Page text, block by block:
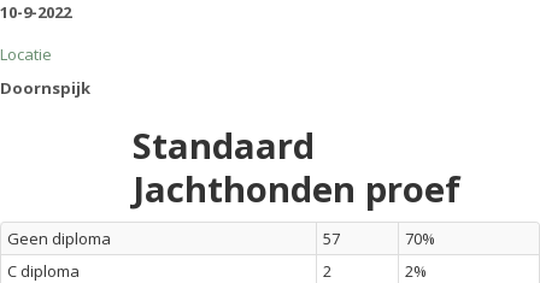
10-9-2022
Locatie
Doornspijk
Standaard
Jachthonden proef
Geen diploma 57
70%
C diploma
2
2%